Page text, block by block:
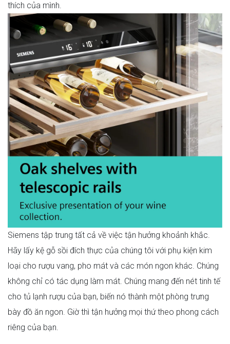
thích của mình.
Siemens tập trung tất cả về việc tận hưởng khoảnh khắc.
Hãy lấy kệ gỗ sồi đích thực của chúng tôi với phụ kiện kim
loại cho rượu vang, pho mát và các món ngon khác. Chúng
không chỉ có tác dụng làm mát. Chúng mang đến nét tinh tế
cho tủ lạnh rượu của bạn, biến nó thành một phòng trưng
bày đồ ăn ngon. Giờ thì tận hưởng mọi thứ theo phong cách
riêng của bạn.